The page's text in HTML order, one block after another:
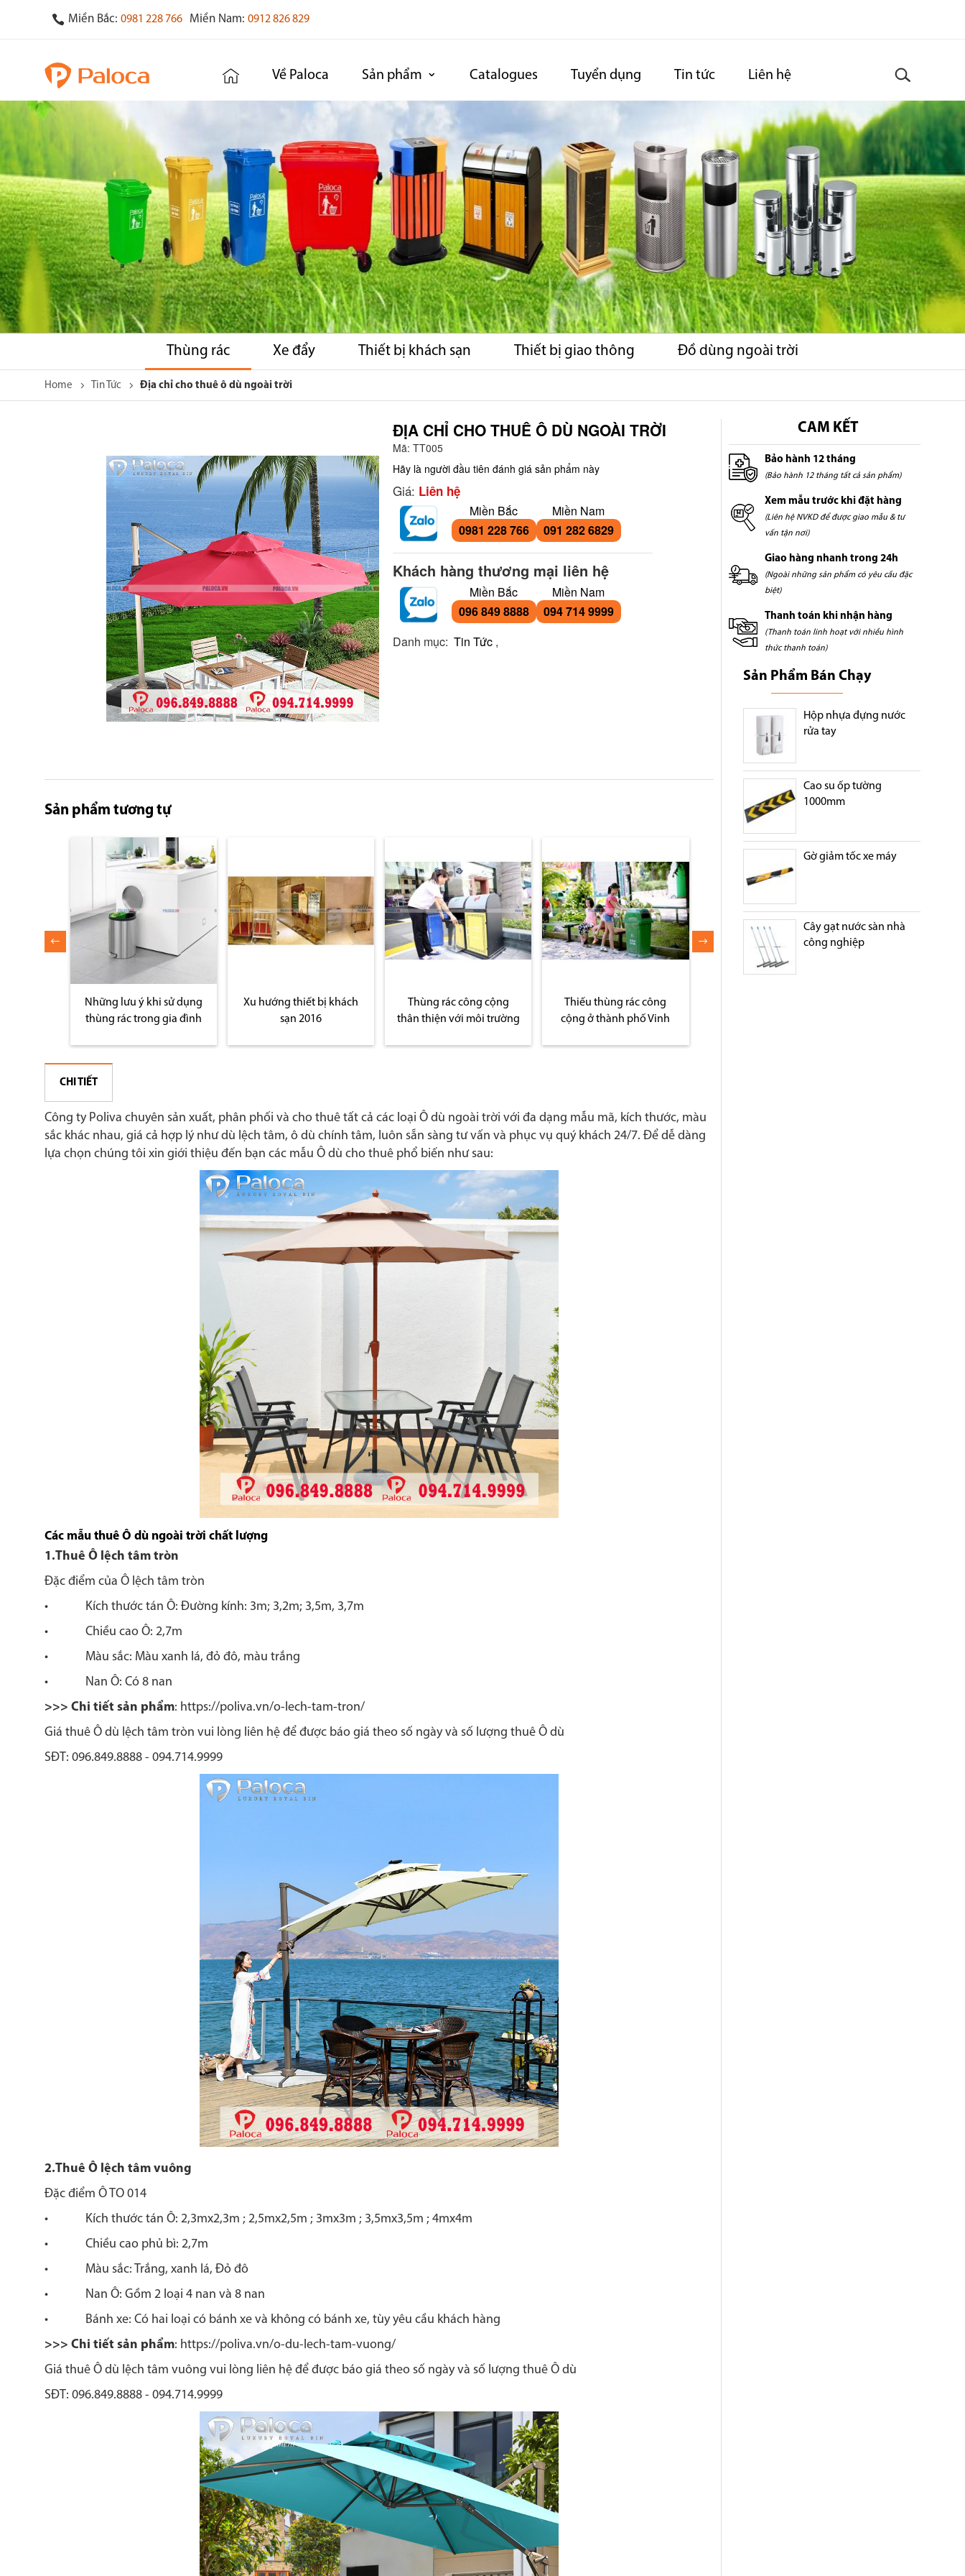
Miền Bắc: 0981 228 766 Miền Nam: 0912 826 829
Về Paloca Sản phẩm Catalogues Tuyển dụng Tin tức Liên hệ
Thùng rác Xe đẩy Thiết bị khách sạn Thiết bị giao thông Đồ dùng ngoài trời
Home Tin Tức Địa chỉ cho thuê ô dù ngoài trời
to
beginning
ĐỊA CHỈ CHO THUÊ Ô DÙ NGOÀI TRỜI
Mã: TT005
Hãy là người đầu tiên đánh giá sản phẩm này
Giá: Liên hệ
Miền Bắc
0981 228 766
Miền Nam
091 282 6829
Khách hàng thương mại liên hệ
Miền Bắc
096 849 8888
Miền Nam
094 714 9999
Danh mục: Tin Tức ,
Sản phẩm tương tự
Những lưu ý khi sử dụng
thùng rác trong gia đình
Xu hướng thiết bị khách
sạn 2016
Thùng rác công cộng
thân thiện với môi trường
Thiếu thùng rác công
cộng ở thành phố Vinh
CHI TIẾT
Công ty Poliva chuyên sản xuất, phân phối và cho thuê tất cả các loại Ô dù ngoài trời với đa dạng mẫu mã, kích thước, màu
sắc khác nhau, giá cả hợp lý như dù lệch tâm, ô dù chính tâm, luôn sẵn sàng tư vấn và phục vụ quý khách 24/7. Để dễ dàng
lựa chọn chúng tôi xin giới thiệu đến bạn các mẫu Ô dù cho thuê phổ biến như sau:
Các mẫu thuê Ô dù ngoài trời chất lượng
1.Thuê Ô lệch tâm tròn
Đặc điểm của Ô lệch tâm tròn
• Kích thước tán Ô: Đường kính: 3m; 3,2m; 3,5m, 3,7m
• Chiều cao Ô: 2,7m
• Màu sắc: Màu xanh lá, đỏ đô, màu trắng
• Nan Ô: Có 8 nan
>>> Chi tiết sản phẩm: https://poliva.vn/o-lech-tam-tron/
Giá thuê Ô dù lệch tâm tròn vui lòng liên hệ để được báo giá theo số ngày và số lượng thuê Ô dù
SĐT: 096.849.8888 - 094.714.9999
2.Thuê Ô lệch tâm vuông
Đặc điểm Ô TO 014
• Kích thước tán Ô: 2,3mx2,3m ; 2,5mx2,5m ; 3mx3m ; 3,5mx3,5m ; 4mx4m
• Chiều cao phủ bì: 2,7m
• Màu sắc: Trắng, xanh lá, Đỏ đô
• Nan Ô: Gồm 2 loại 4 nan và 8 nan
• Bánh xe: Có hai loại có bánh xe và không có bánh xe, tùy yêu cầu khách hàng
>>> Chi tiết sản phẩm: https://poliva.vn/o-du-lech-tam-vuong/
Giá thuê Ô dù lệch tâm vuông vui lòng liên hệ để được báo giá theo số ngày và số lượng thuê Ô dù
SĐT: 096.849.8888 - 094.714.9999
CAM KẾT
Bảo hành 12 tháng
(Bảo hành 12 tháng tất cả sản phẩm)
Xem mẫu trước khi đặt hàng
(Liên hệ NVKD để được giao mẫu & tư
vấn tận nơi)
Giao hàng nhanh trong 24h
(Ngoài những sản phẩm có yêu cầu đặc
biệt)
Thanh toán khi nhận hàng
(Thanh toán linh hoạt với nhiều hình
thức thanh toán)
Sản Phẩm Bán Chạy
Hộp nhựa đựng nước
rửa tay
Cao su ốp tường
1000mm
Gờ giảm tốc xe máy
Cây gạt nước sàn nhà
công nghiệp